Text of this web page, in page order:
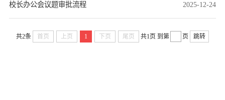
校长办公会议题审批流程 2025-12-24
共2条 首页 上页 1 下页 尾页 共1页 到第 页 跳转